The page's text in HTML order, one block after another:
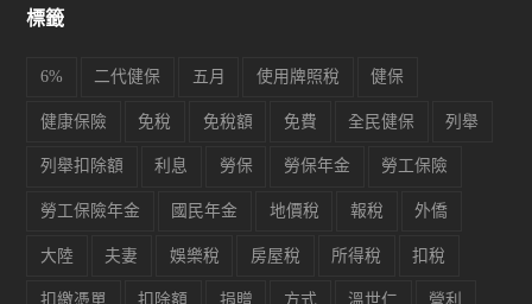
標籤
6% 二代健保 五月 使用牌照稅 健保
健康保險 免稅 免稅額 免費 全民健保 列舉
列舉扣除額 利息 勞保 勞保年金 勞工保險
勞工保險年金 國民年金 地價稅 報稅 外僑
大陸 夫妻 娛樂稅 房屋稅 所得稅 扣稅
扣繳憑單 扣除額 捐贈 方式 溫世仁 營利